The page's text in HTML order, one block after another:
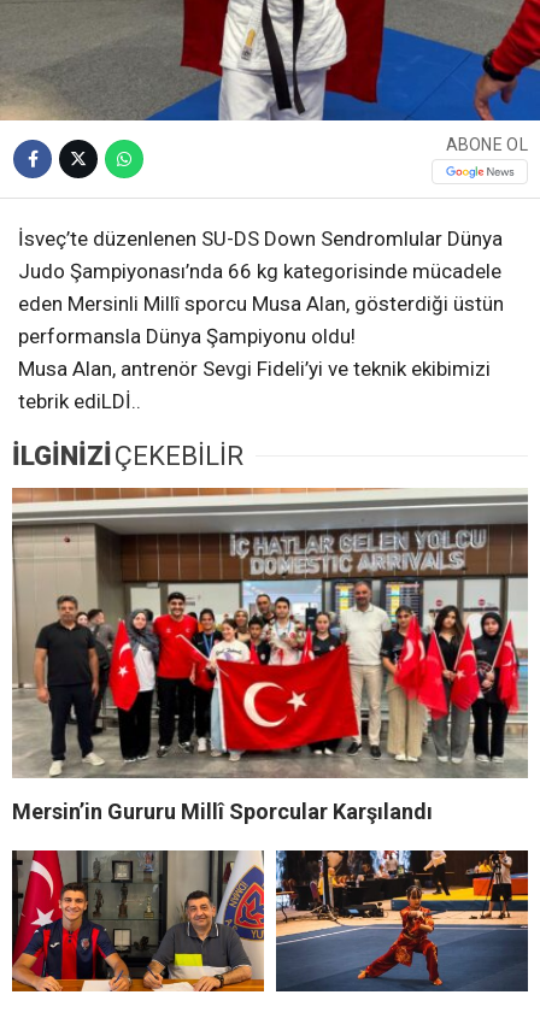
ABONE OL
İsveç’te düzenlenen SU-DS Down Sendromlular Dünya
Judo Şampiyonası’nda 66 kg kategorisinde mücadele
eden Mersinli Millî sporcu Musa Alan, gösterdiği üstün
performansla Dünya Şampiyonu oldu!
Musa Alan, antrenör Sevgi Fideli’yi ve teknik ekibimizi
tebrik ediLDİ..
İLGİNİZİÇEKEBİLİR
Mersin’in Gururu Millî Sporcular Karşılandı